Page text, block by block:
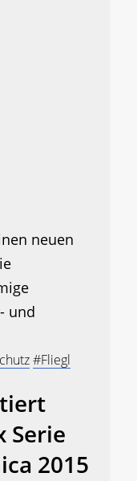
neuen
und
#Fliegl
Serie
2015